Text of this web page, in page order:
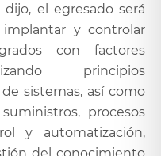
el egresado será
implantar y controlar
con factores
principios
sistemas, así como
procesos
y automatización,
del conocimiento